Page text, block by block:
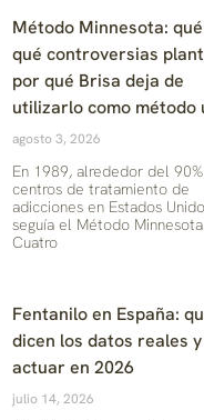
Método Minnesota:
qué controversias
por qué Brisa deja de
utilizarlo como método
agosto 3, 2026
En 1989, alrededor del
centros de tratamiento de
adicciones en Estados
seguía el Método Minnesota.
Cuatro
Fentanilo en España:
dicen los datos reales
actuar en 2026
julio 14, 2026